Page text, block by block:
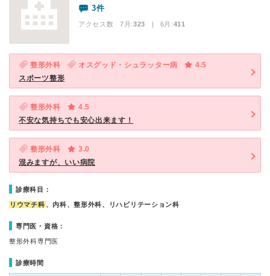
3件
アクセス数 7月:323 | 6月:411
整形外科 オスグッド・シュラッター病
4.5
スポーツ整形
整形外科
4.5
不安な気持ちでも安心出来ます！
整形外科
3.0
混みますが、いい病院
診療科目：
リウマチ科 、内科、整形外科、リハビリテーション科
専門医・資格：
整形外科専門医
診療時間